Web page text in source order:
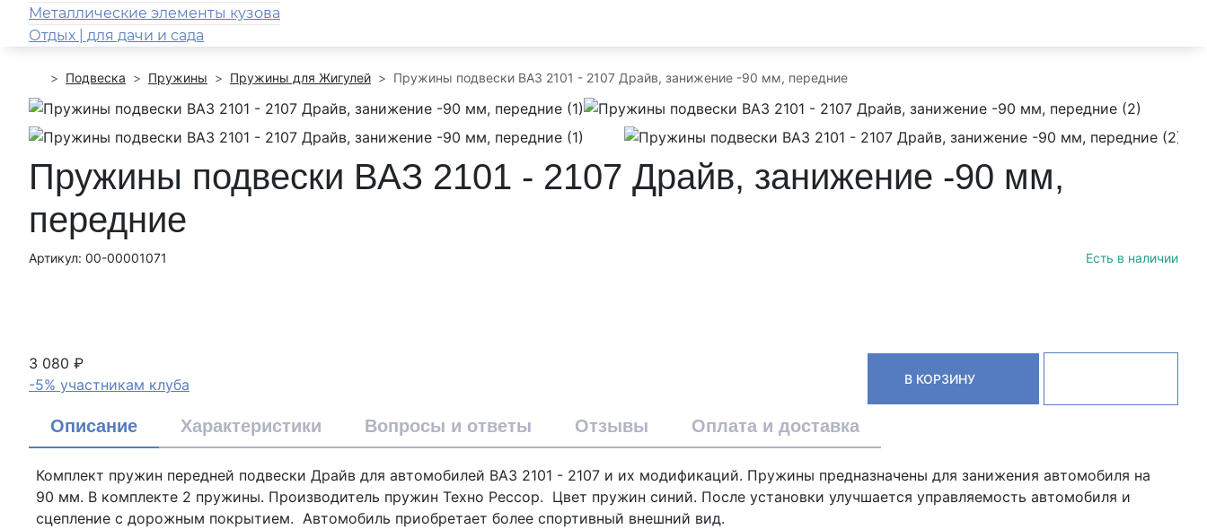
Металлические элементы кузова
Отдых | для дачи и сада
Подвеска Пружины Пружины для Жигулей Пружины подвески ВАЗ 2101 - 2107 Драйв, занижение -90 мм, передние
Пружины подвески ВАЗ 2101 - 2107 Драйв, занижение -90 мм,
передние
Артикул: 00-00001071 Есть в наличии
3 080 ₽
-5% участникам клуба
В КОРЗИНУ
Описание Характеристики Вопросы и ответы Отзывы Оплата и доставка
Комплект пружин передней подвески Драйв для автомобилей ВАЗ 2101 - 2107 и их модификаций. Пружины предназначены для занижения автомобиля на
90 мм. В комплекте 2 пружины. Производитель пружин Техно Рессор. Цвет пружин синий. После установки улучшается управляемость автомобиля и
сцепление с дорожным покрытием. Автомобиль приобретает более спортивный внешний вид.